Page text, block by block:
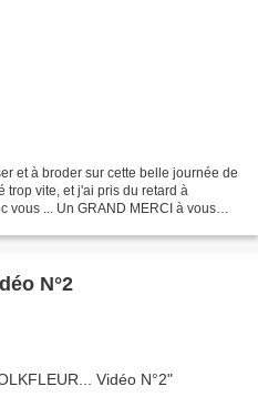
et à broder sur cette belle journée de
trop vite, et j'ai pris du retard à
vous ... Un GRAND MERCI à vous
N°2